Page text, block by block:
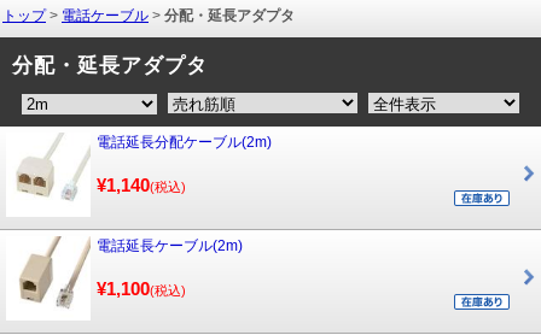
トップ> 電話ケーブル > 分配・延長アダプタ
分配・延長アダプタ
電話延長分配ケーブル(2m)
¥1,140(税込)
電話延長ケーブル(2m)
¥1,100(税込)